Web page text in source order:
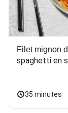
Filet mignon
spaghetti en
35 minutes